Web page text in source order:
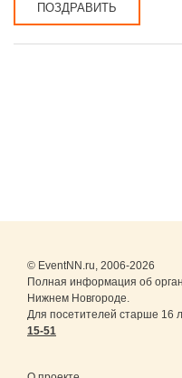
ПОЗДРАВИТЬ
© EventNN.ru, 2006-2026
Полная информация об
Нижнем Новгороде.
Для посетителей старше 16
15-51